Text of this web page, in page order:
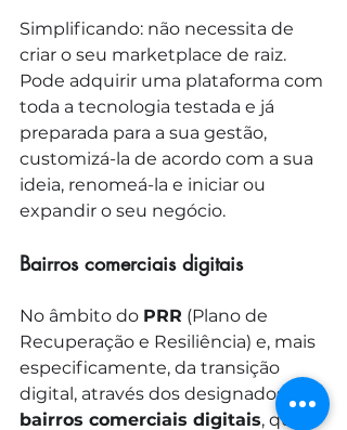
Simplificando: não necessita de
criar o seu marketplace de raiz.
Pode adquirir uma plataforma com
toda a tecnologia testada e já
preparada para a sua gestão,
customizá-la de acordo com a sua
ideia, renomeá-la e iniciar ou
expandir o seu negócio.
Bairros comerciais digitais
No âmbito do PRR (Plano de
Recuperação e Resiliência) e, mais
especificamente, da transição
digital, através dos designados
bairros comerciais digitais, que